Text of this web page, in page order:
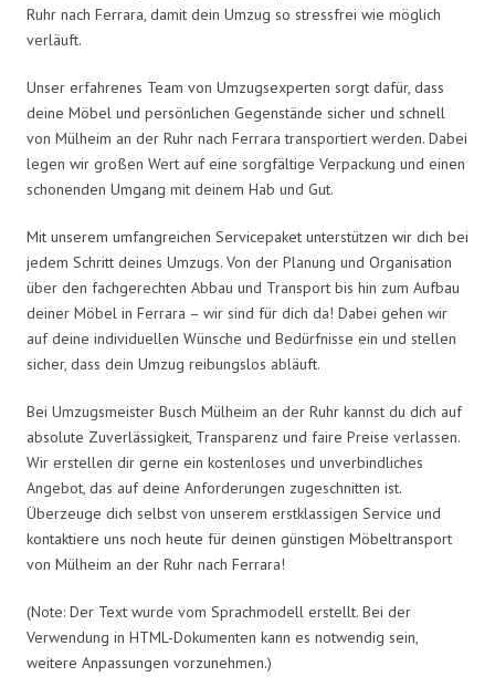
Ruhr nach Ferrara, damit dein Umzug so stressfrei wie möglich
verläuft.
Unser erfahrenes Team von Umzugsexperten sorgt dafür, dass
deine Möbel und persönlichen Gegenstände sicher und schnell
von Mülheim an der Ruhr nach Ferrara transportiert werden. Dabei
legen wir großen Wert auf eine sorgfältige Verpackung und einen
schonenden Umgang mit deinem Hab und Gut.
Mit unserem umfangreichen Servicepaket unterstützen wir dich bei
jedem Schritt deines Umzugs. Von der Planung und Organisation
über den fachgerechten Abbau und Transport bis hin zum Aufbau
deiner Möbel in Ferrara – wir sind für dich da! Dabei gehen wir
auf deine individuellen Wünsche und Bedürfnisse ein und stellen
sicher, dass dein Umzug reibungslos abläuft.
Bei Umzugsmeister Busch Mülheim an der Ruhr kannst du dich auf
absolute Zuverlässigkeit, Transparenz und faire Preise verlassen.
Wir erstellen dir gerne ein kostenloses und unverbindliches
Angebot, das auf deine Anforderungen zugeschnitten ist.
Überzeuge dich selbst von unserem erstklassigen Service und
kontaktiere uns noch heute für deinen günstigen Möbeltransport
von Mülheim an der Ruhr nach Ferrara!
(Note: Der Text wurde vom Sprachmodell erstellt. Bei der
Verwendung in HTML-Dokumenten kann es notwendig sein,
weitere Anpassungen vorzunehmen.)